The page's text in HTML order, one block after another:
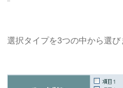
選択タイプを3つの中から選び